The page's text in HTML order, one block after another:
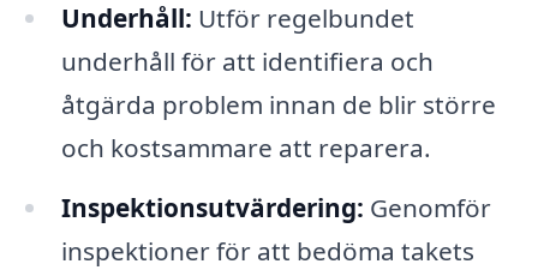
Underhåll: Utför regelbundet
underhåll för att identifiera och
åtgärda problem innan de blir större
och kostsammare att reparera.
Inspektionsutvärdering: Genomför
inspektioner för att bedöma takets